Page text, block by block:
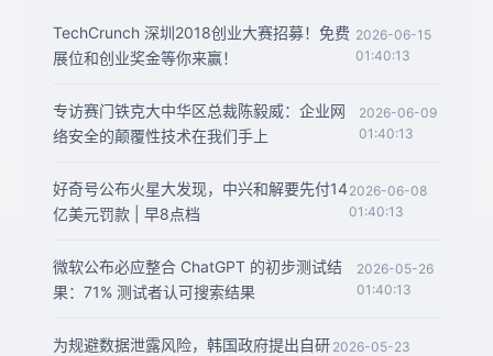
TechCrunch 深圳2018创业大赛招募！免费
展位和创业奖金等你来赢！
2026-06-15
01:40:13
专访赛门铁克大中华区总裁陈毅威：企业网
络安全的颠覆性技术在我们手上
2026-06-09
01:40:13
好奇号公布火星大发现，中兴和解要先付14
亿美元罚款 | 早8点档
2026-06-08
01:40:13
微软公布必应整合 ChatGPT 的初步测试结
果：71% 测试者认可搜索结果
2026-05-26
01:40:13
为规避数据泄露风险，韩国政府提出自研 2026-05-23